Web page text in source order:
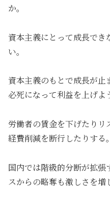
か。
資本主義にとって成長でき
い。
資本主義のもとで成長が止
必死になって利益を上げよ
労働者の賃金を下げたりリ
経費削減を断行したりする。
国内では階級的分断が拡張
スからの略奪も激しさを増